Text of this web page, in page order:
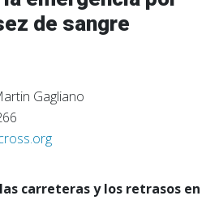
m
i
c
b
o
i
de sangre
Gagliano
carreteras y los retrasos en